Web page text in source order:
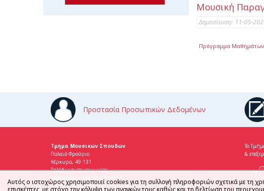
Μουσική
Δημοσίευση: 11-05-
Πρόγραμμα Μαθημάτων
Προστασία Προσωπικών Δεδομένων
Τμήμα Μουσικών Σπουδών
Παλαιό Φρούριο
Κέρκυρα, 49 131
Τηλέφωνα επικοινωνίας:
Πρόγραμμα Μεταπτυχιακών Σπουδών ΤΜΣ: 26610 87523
Το
&
Αυτός ο ιστοχώρος χρησιμοποιεί cookies για τη συλλογή πληροφοριών σχετικά με τη
επισκέπτες, με στόχο την κάλυψη των αναγκών τους καθώς και τη βελτίωση του